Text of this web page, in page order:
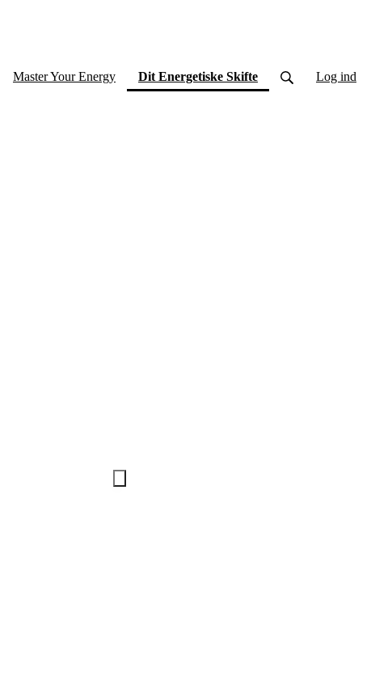
Master Your Energy Dit Energetiske Skifte(current) Log ind